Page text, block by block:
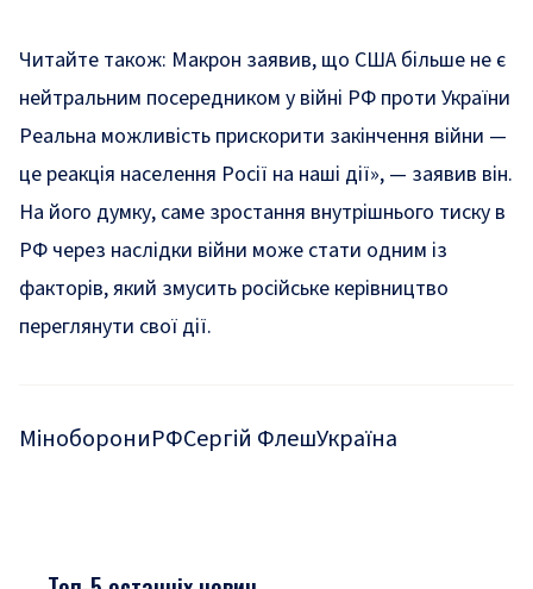
Читайте також: Макрон заявив, що США більше не є
нейтральним посередником у війні РФ проти України
Реальна можливість прискорити закінчення війни —
це реакція населення Росії на наші дії», — заявив він.
На його думку, саме зростання внутрішнього тиску в
РФ через наслідки війни може стати одним із
факторів, який змусить російське керівництво
переглянути свої дії.
МіноборониРФСергій ФлешУкраїна